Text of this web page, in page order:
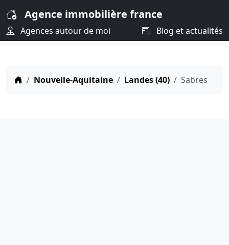
Agence immobilière france
Agences autour de moi Blog et actualités
Nouvelle-Aquitaine Landes (40) Sabres